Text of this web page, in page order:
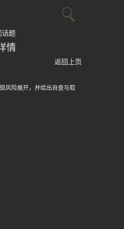
话题
情
返回上页
风险展开，并给出自查与取